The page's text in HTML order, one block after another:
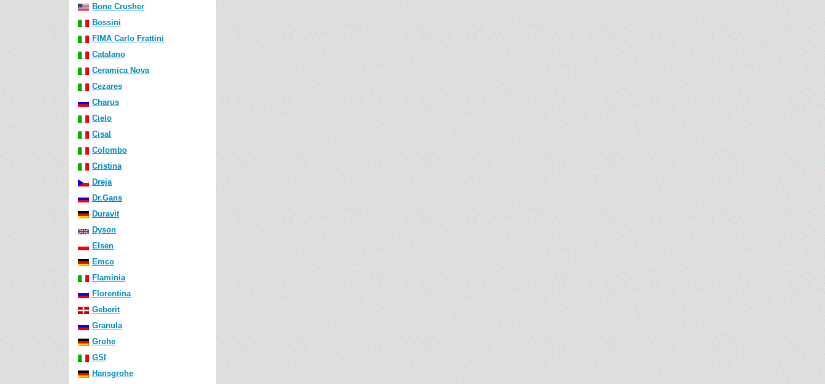
Bone Crusher
Bossini
FIMA Carlo Frattini
Catalano
Ceramica Nova
Cezares
Charus
Cielo
Cisal
Colombo
Cristina
Dreja
Dr.Gans
Duravit
Dyson
Elsen
Emco
Flaminia
Florentina
Geberit
Granula
Grohe
GSI
Hansgrohe